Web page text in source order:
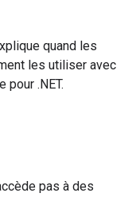
quand les
les utiliser avec
.NET.
pas à des